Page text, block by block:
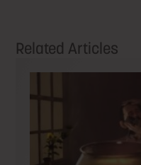
Related Articles